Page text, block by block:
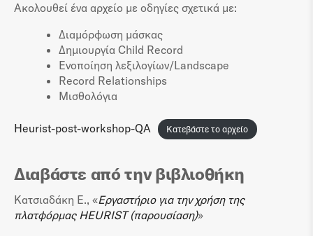
Ακολουθεί ένα αρχείο με οδηγίες σχετικά με:
Διαμόρφωση μάσκας
Δημιουργία Child Record
Ενοποίηση λεξιλογίων/Landscape
Record Relationships
Μισθολόγια
Heurist-post-workshop-QA Κατεβάστε το αρχείο
Διαβάστε από την βιβλιοθήκη
Κατσιαδάκη Ε., «Εργαστήριο για την χρήση της
πλατφόρμας HEURIST (παρουσίαση)»